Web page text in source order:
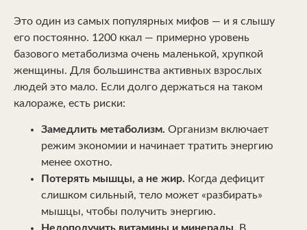
Это один из самых популярных мифов — и я слышу
его постоянно. 1200 ккал — примерно уровень
базового метаболизма очень маленькой, хрупкой
женщины. Для большинства активных взрослых
людей это мало. Если долго держаться на таком
калораже, есть риски:
Замедлить метаболизм. Организм включает
режим экономии и начинает тратить энергию
менее охотно.
Потерять мышцы, а не жир. Когда дефицит
слишком сильный, тело может «разбирать»
мышцы, чтобы получить энергию.